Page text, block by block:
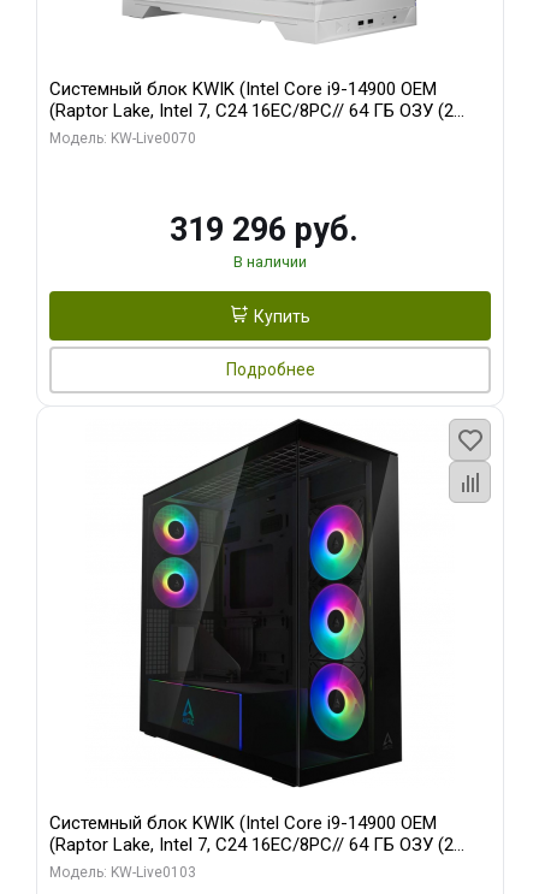
Системный блок KWIK (Intel Core i9-14900 OEM
(Raptor Lake, Intel 7, C24 16EC/8PC// 64 ГБ ОЗУ (2
модуля)/ Gigabyte RTX5080 XTREME WATERFORCE
Модель: KW-Live0070
319 296 руб.
В наличии
Купить
Подробнее
Системный блок KWIK (Intel Core i9-14900 OEM
(Raptor Lake, Intel 7, C24 16EC/8PC// 64 ГБ ОЗУ (2
модуля)/ Afox RTX4090 24GB GDDR6X 384-Bit 3xDP
Модель: KW-Live0103